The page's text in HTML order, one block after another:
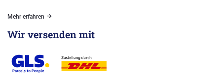
Mehr erfahren
Wir versenden mit